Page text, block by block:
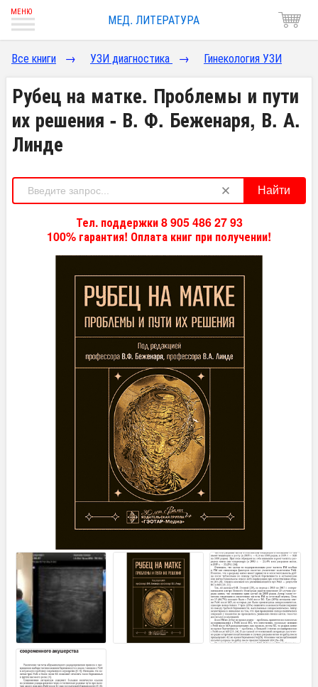
МЕД. ЛИТЕРАТУРА
Все книги → УЗИ диагностика → Гинекология УЗИ
Рубец на матке. Проблемы и пути
их решения - В. Ф. Беженаря, В. А.
Линде
Найти
Тел. поддержки 8 905 486 27 93
100% гарантия! Оплата книг при получении!